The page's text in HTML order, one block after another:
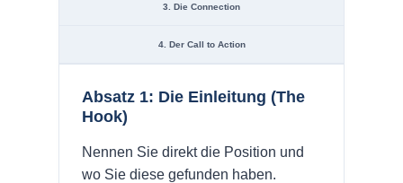
3. Die Connection
4. Der Call to Action
Absatz 1: Die Einleitung (The
Hook)
Nennen Sie direkt die Position und
wo Sie diese gefunden haben.